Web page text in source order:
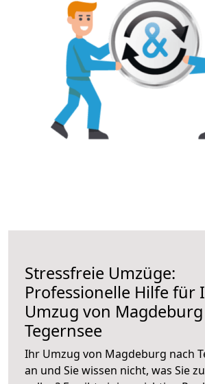
Stressfreie Umzüge:
Professionelle Hilfe für
Umzug von
Tegernsee
Ihr Umzug von Magdeburg nach
an und Sie wissen nicht, was Sie